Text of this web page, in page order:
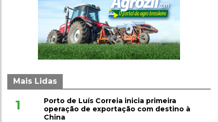
Mais Lidas
1
Porto de Luís Correia inicia primeira
operação de exportação com destino à
China